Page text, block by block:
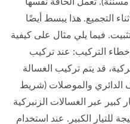
التجميع. هذا يبسط أيضًا
فيما يلي مثال على كيفية
التركيب: عند تركيب
قد يتم تركيب الغسالة
الدائري والموصلات (شريط
كبير عبر الغسالات الزنبركية
للتيار الكبير. عند استخدام